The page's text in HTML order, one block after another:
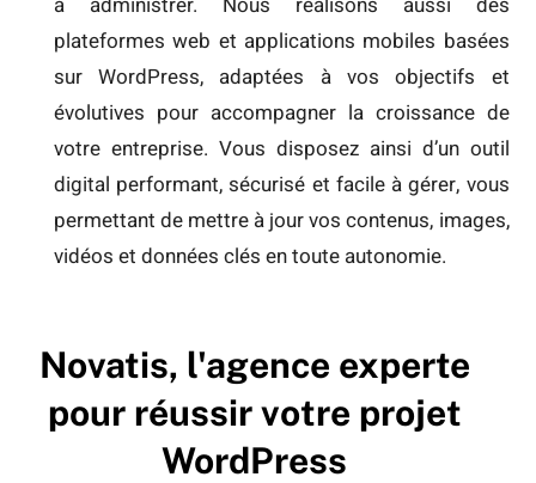
plateformes web et applications mobiles basées
sur WordPress, adaptées à vos objectifs et
évolutives pour accompagner la croissance de
votre entreprise. Vous disposez ainsi d’un outil
digital performant, sécurisé et facile à gérer, vous
permettant de mettre à jour vos contenus, images,
vidéos et données clés en toute autonomie.
Novatis, l'agence experte
pour réussir votre projet
WordPress